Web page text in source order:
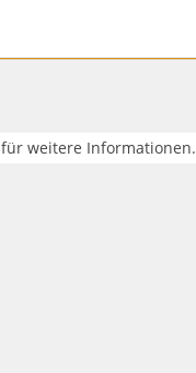
für weitere Informationen.